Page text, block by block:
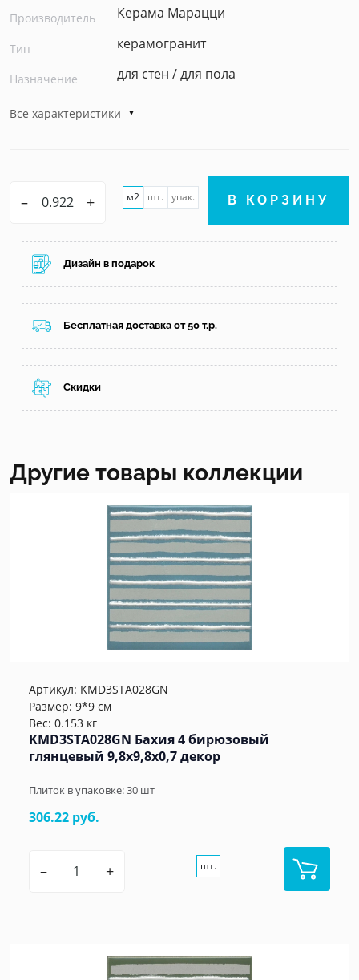
Производитель Керама Марацци
Тип керамогранит
Назначение для стен / для пола
Все характеристики
– + м2 шт. упак. В КОРЗИНУ
Дизайн в подарок
Бесплатная доставка от 50 т.р.
Скидки
Другие товары коллекции
Артикул: KMD3STA028GN
Размер: 9*9 см
Вес: 0.153 кг
KMD3STA028GN Бахия 4 бирюзовый
глянцевый 9,8x9,8x0,7 декор
Плиток в упаковке:30 шт
306.22 руб.
– + шт.